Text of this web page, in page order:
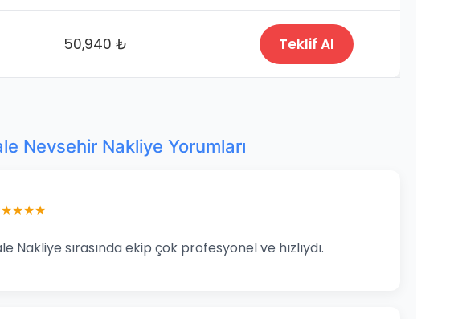
50,940 ₺ Teklif Al
Nevsehir Nakliye Yorumları
Nakliye sırasında ekip çok profesyonel ve hızlıydı.